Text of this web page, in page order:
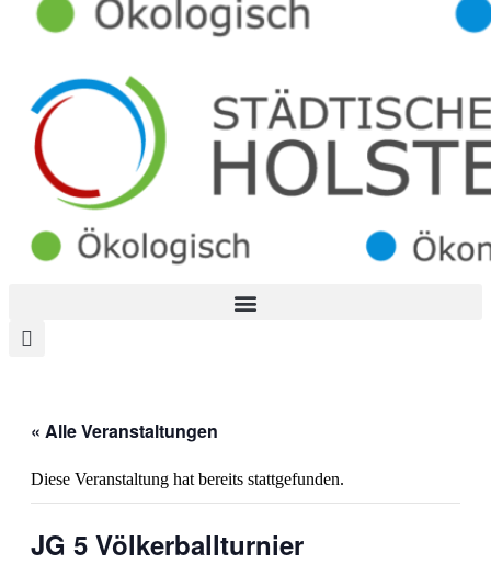
« Alle Veranstaltungen
Diese Veranstaltung hat bereits stattgefunden.
JG 5 Völkerballturnier